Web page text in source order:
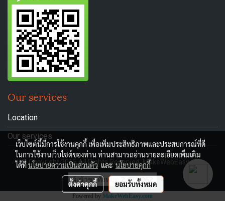
Our services
Location
Our services
© Copyright 2015 All Rights Reserved. MakeWebEasy.com
ผู้เข้าชมวันนี้ 563
Powered by MakeWebEasy.com
เว็บไซต์นี้มีการใช้งานคุกกี้ เพื่อเพิ่มประสิทธิภาพและประสบการณ์ที่ดี
ในการใช้งานเว็บไซต์ของท่าน ท่านสามารถอ่านรายละเอียดเพิ่มเติม
ได้ที่นโยบายความเป็นส่วนตัวและนโยบายคุกกี้
ตั้งค่าคุกกี้ ยอมรับทั้งหมด